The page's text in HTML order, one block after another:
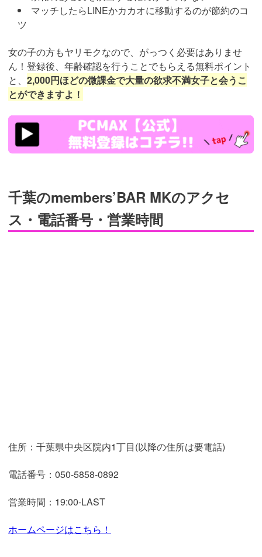
マッチしたらLINEかカカオに移動するのが節約のコ
ツ
女の子の方もヤリモクなので、がっつく必要はありませ
ん！登録後、年齢確認を行うことでもらえる無料ポイント
と、 2,000円ほどの微課金で大量の欲求不満女子と会うこ
とができますよ！
https://pcmax.jp/lp/?
ad_id=rm307152
千葉のmembers’BAR MKのアクセ
ス・電話番号・営業時間
住所：千葉県中央区院内1丁目(以降の住所は要電話)
電話番号：050-5858-0892
営業時間：19:00-LAST
ホームページはこちら！